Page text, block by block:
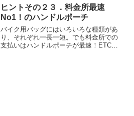
クをビカビカにしておくほどのこだわり
派ではなく、使い込んでき...
ヒントその２３．料金所最速
No1！のハンドルポーチ
バイク用バッグにはいろいろな種類があ
り、それぞれ一長一短。でも料金所での
支払いはハンドルポーチが最速！ETCが